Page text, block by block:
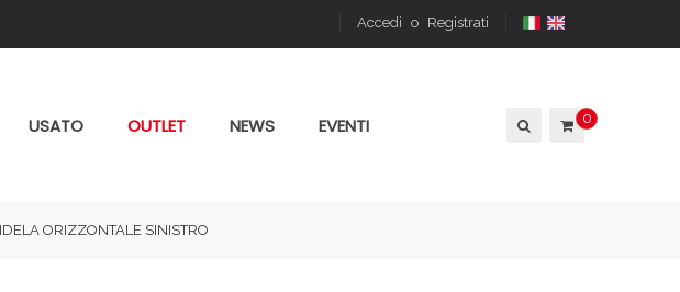
Accedi o Registrati
0
USATO OUTLET NEWS EVENTI
ORIZZONTALE SINISTRO